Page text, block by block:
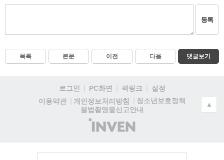
등록
목록 본문 이전 다음 댓글보기
로그인 PC화면 퀵링크
설정
이용약관
개인정보처리방침
청소년보호정책
불법촬영물신고안내
(주)
인
▲